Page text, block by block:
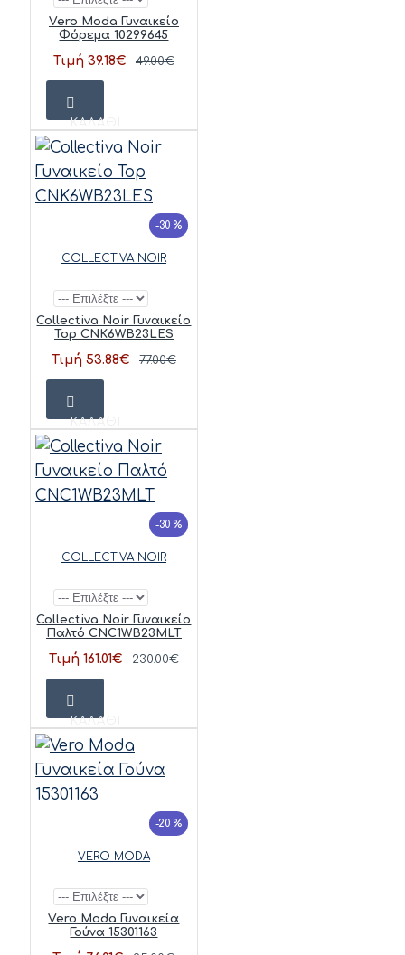
Vero Moda Γυναικείο
Φόρεμα 10299645
Τιμή 39.18€ 49.00€
ΚΑΛΆΘΙ
-30 %
COLLECTIVA NOIR
Collectiva Noir Γυναικείο
Top CNK6WB23LES
Τιμή 53.88€ 77.00€
ΚΑΛΆΘΙ
-30 %
COLLECTIVA NOIR
Collectiva Noir Γυναικείο
Παλτό CNC1WB23MLT
Τιμή 161.01€ 230.00€
ΚΑΛΆΘΙ
-20 %
VERO MODA
Vero Moda Γυναικεία
Γούνα 15301163